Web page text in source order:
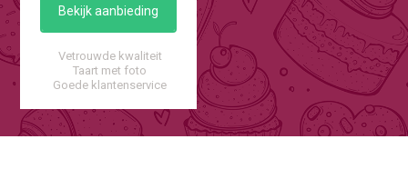
Bekijk aanbieding
Vetrouwde kwaliteit
Taart met foto
Goede klantenservice